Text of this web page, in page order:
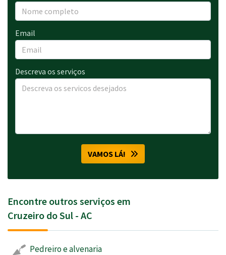
Email
Descreva os serviços
VAMOS LÁ!
Encontre outros serviços em
Cruzeiro do Sul - AC
Pedreiro e alvenaria